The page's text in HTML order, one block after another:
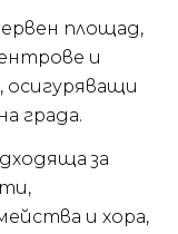
площад,
и
града.
за
и хора,